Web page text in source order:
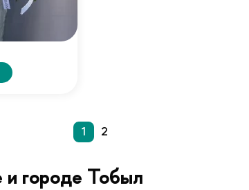
1 2
и городе Тобыл